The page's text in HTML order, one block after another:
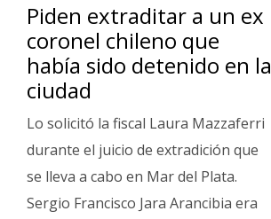
Piden extraditar a un ex
coronel chileno que
había sido detenido en la
ciudad
Lo solicitó la fiscal Laura Mazzaferri
durante el juicio de extradición que
se lleva a cabo en Mar del Plata.
Sergio Francisco Jara Arancibia era